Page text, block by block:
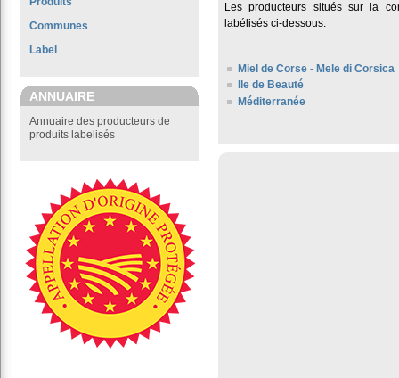
Communes
Label
ANNUAIRE
Annuaire des producteurs de
produits labelisés
Les producteurs situés sur la
labélisés ci-dessous:
Miel de Corse - Mele di Corsica
Ile de Beauté
Méditerranée